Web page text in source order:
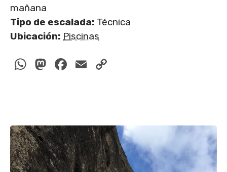
mañana
Tipo de escalada: Técnica
Ubicación: Piscinas
WhatsApp
Mastodon
Facebook
Email